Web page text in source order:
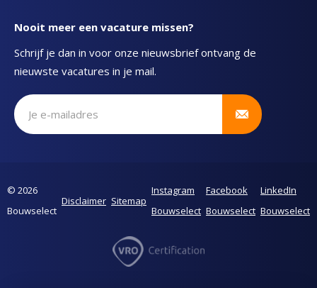
Nooit meer een vacature missen?
Schrijf je dan in voor onze nieuwsbrief ontvang de
nieuwste vacatures in je mail.
Schrijf je in voor onze nieuwsbrief
© 2026
Bouwselect
Disclaimer Sitemap
Instagram
Bouwselect
Facebook
Bouwselect
LinkedIn
Bouwselect